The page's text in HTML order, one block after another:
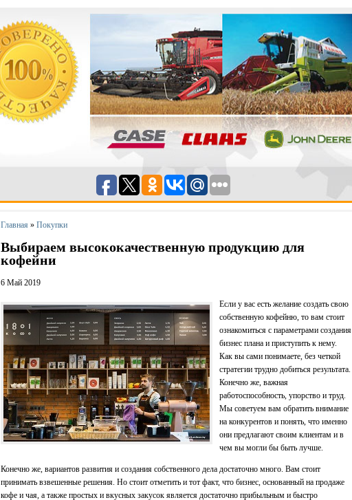
Главная » Покупки
Выбираем высококачественную продукцию для
кофейни
6 Май 2019
Если у вас есть желание создать свою
собственную кофейню, то вам стоит
ознакомиться с параметрами создания
бизнес плана и приступить к нему.
Как вы сами понимаете, без четкой
стратегии трудно добиться результата.
Конечно же, важная
работоспособность, упорство и труд.
Мы советуем вам обратить внимание
на конкурентов и понять, что именно
они предлагают своим клиентам и в
чем вы могли бы быть лучше.
Конечно же, вариантов развития и создания собственного дела достаточно много. Вам стоит
принимать взвешенные решения. Но стоит отметить и тот факт, что бизнес, основанный на продаже
кофе и чая, а также простых и вкусных закусок является достаточно прибыльным и быстро